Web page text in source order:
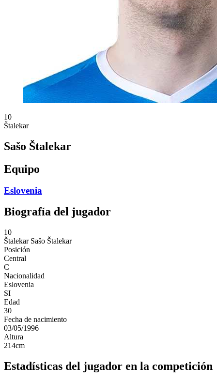
10
Štalekar
Sašo Štalekar
Equipo
Eslovenia
Biografía del jugador
10
Štalekar Sašo Štalekar
Posición
Central
C
Nacionalidad
Eslovenia
SI
Edad
30
Fecha de nacimiento
03/05/1996
Altura
214cm
Estadísticas del jugador en la competición